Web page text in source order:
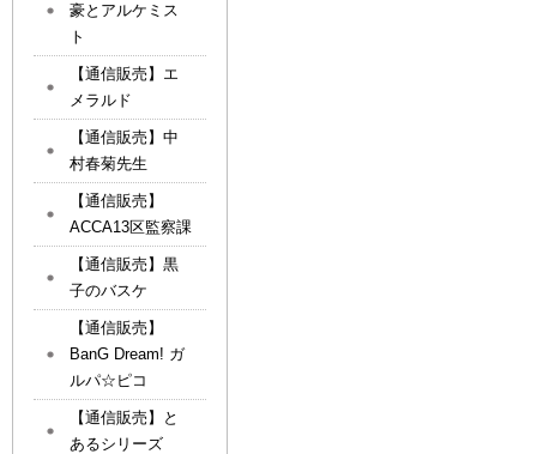
豪とアルケミス
ト
【通信販売】エ
メラルド
【通信販売】中
村春菊先生
【通信販売】
ACCA13区監察課
【通信販売】黒
子のバスケ
【通信販売】
BanG Dream! ガ
ルパ☆ピコ
【通信販売】と
あるシリーズ